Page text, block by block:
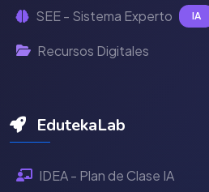
SEE - Sistema Experto IA
Recursos Digitales
EdutekaLab
IDEA - Plan de Clase IA